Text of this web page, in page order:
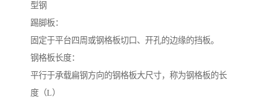
型钢
踢脚板：
固定于平台四周或钢格板切口、开孔的边缘的挡板。
钢格板长度：
平行于承载扁钢方向的钢格板大尺寸，称为钢格板的长
度（L）